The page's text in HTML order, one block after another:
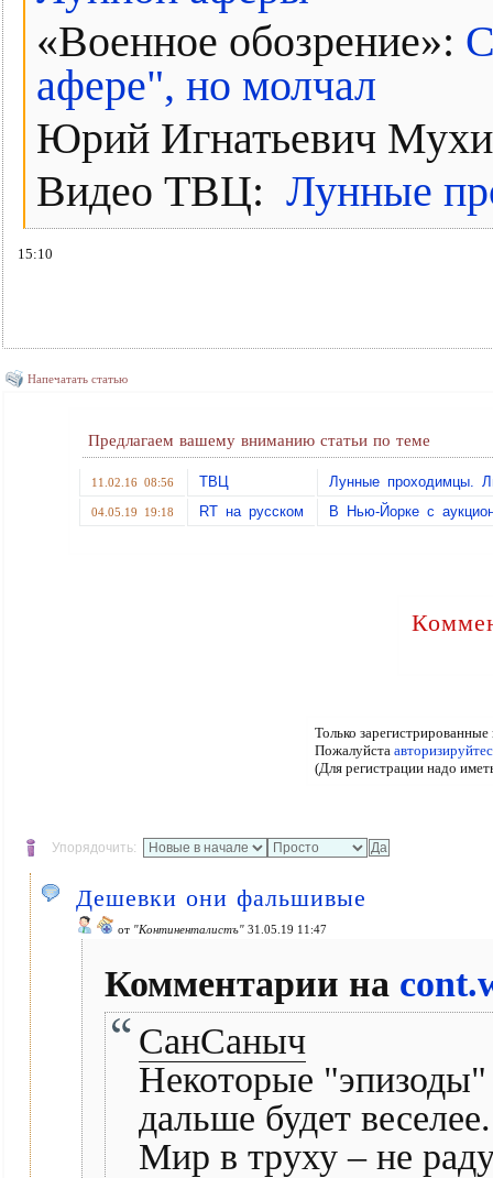
«Военное обозрение»:
афере", но молчал
Юрий Игнатьевич
Видео ТВЦ: Лунные
15:10
Напечатать статью
Предлагаем вашему вниманию статьи по теме
11.02.16 08:56 ТВЦ Лунные проходимцы.
04.05.19 19:18 RT на русском В Нью-Йорке с
Только
Пожалуйста
(Для регистрации надо
Упорядочить:
Дешевки они фальшивые
от "Континенталистъ" 31.05.19 11:47
Комментарии на
СанСаныч
Некоторые
дальше будет веселее.
Мир в труху – не